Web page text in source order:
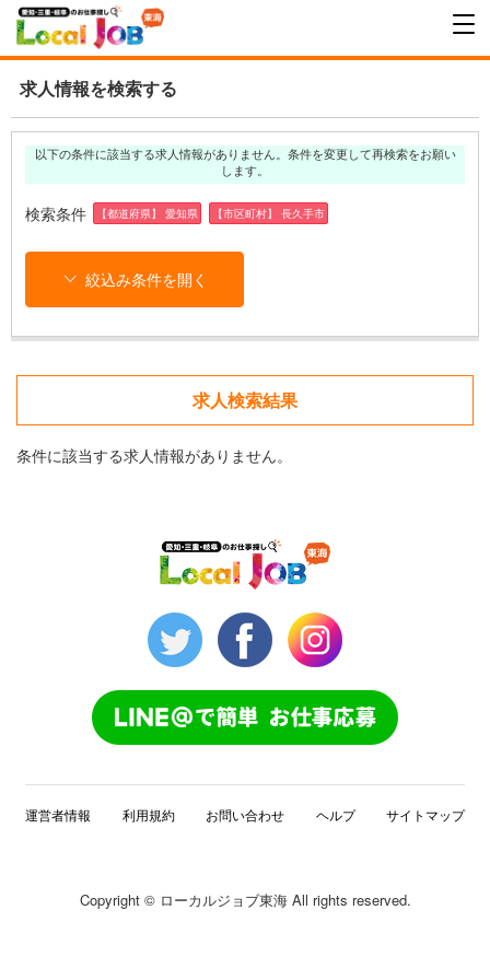
求人情報を検索する
以下の条件に該当する求人情報がありません。条件を変更して再検索をお願い
します。
検索条件 【都道府県】 愛知県 【市区町村】 長久手市
絞込み条件を開く
求人検索結果
条件に該当する求人情報がありません。
運営者情報 利用規約 お問い合わせ ヘルプ サイトマップ
Copyright © ローカルジョブ東海 All rights reserved.